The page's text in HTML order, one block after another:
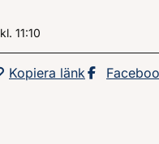
kl. , Klockan
11:10
Kopiera sidans
länk Dela